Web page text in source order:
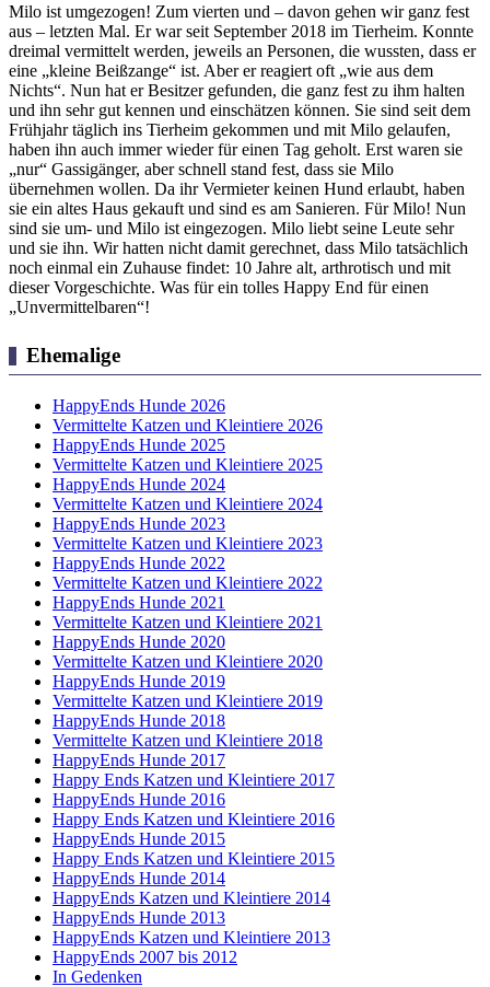
Milo ist umgezogen! Zum vierten und – davon gehen wir ganz fest
aus – letzten Mal. Er war seit September 2018 im Tierheim. Konnte
dreimal vermittelt werden, jeweils an Personen, die wussten, dass er
eine „kleine Beißzange“ ist. Aber er reagiert oft „wie aus dem
Nichts“. Nun hat er Besitzer gefunden, die ganz fest zu ihm halten
und ihn sehr gut kennen und einschätzen können. Sie sind seit dem
Frühjahr täglich ins Tierheim gekommen und mit Milo gelaufen,
haben ihn auch immer wieder für einen Tag geholt. Erst waren sie
„nur“ Gassigänger, aber schnell stand fest, dass sie Milo
übernehmen wollen. Da ihr Vermieter keinen Hund erlaubt, haben
sie ein altes Haus gekauft und sind es am Sanieren. Für Milo! Nun
sind sie um- und Milo ist eingezogen. Milo liebt seine Leute sehr
und sie ihn. Wir hatten nicht damit gerechnet, dass Milo tatsächlich
noch einmal ein Zuhause findet: 10 Jahre alt, arthrotisch und mit
dieser Vorgeschichte. Was für ein tolles Happy End für einen
„Unvermittelbaren“!
Ehemalige
HappyEnds Hunde 2026
Vermittelte Katzen und Kleintiere 2026
HappyEnds Hunde 2025
Vermittelte Katzen und Kleintiere 2025
HappyEnds Hunde 2024
Vermittelte Katzen und Kleintiere 2024
HappyEnds Hunde 2023
Vermittelte Katzen und Kleintiere 2023
HappyEnds Hunde 2022
Vermittelte Katzen und Kleintiere 2022
HappyEnds Hunde 2021
Vermittelte Katzen und Kleintiere 2021
HappyEnds Hunde 2020
Vermittelte Katzen und Kleintiere 2020
HappyEnds Hunde 2019
Vermittelte Katzen und Kleintiere 2019
HappyEnds Hunde 2018
Vermittelte Katzen und Kleintiere 2018
HappyEnds Hunde 2017
Happy Ends Katzen und Kleintiere 2017
HappyEnds Hunde 2016
Happy Ends Katzen und Kleintiere 2016
HappyEnds Hunde 2015
Happy Ends Katzen und Kleintiere 2015
HappyEnds Hunde 2014
HappyEnds Katzen und Kleintiere 2014
HappyEnds Hunde 2013
HappyEnds Katzen und Kleintiere 2013
HappyEnds 2007 bis 2012
In Gedenken